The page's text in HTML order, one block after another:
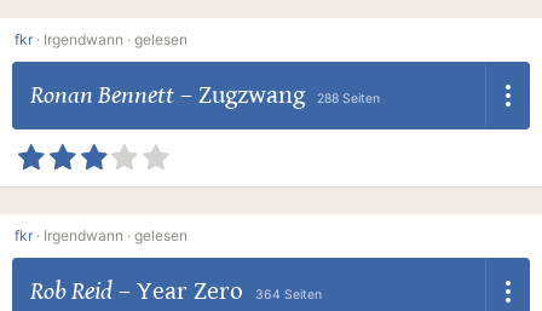
fkr · Irgendwann · gelesen
Ronan Bennett– Zugzwang 288 Seiten
fkr · Irgendwann · gelesen
Rob Reid– Year Zero 364 Seiten